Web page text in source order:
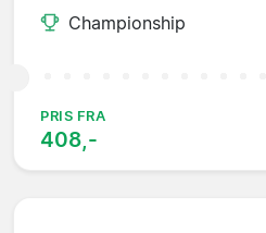
Championship
PRIS FRA
408,-